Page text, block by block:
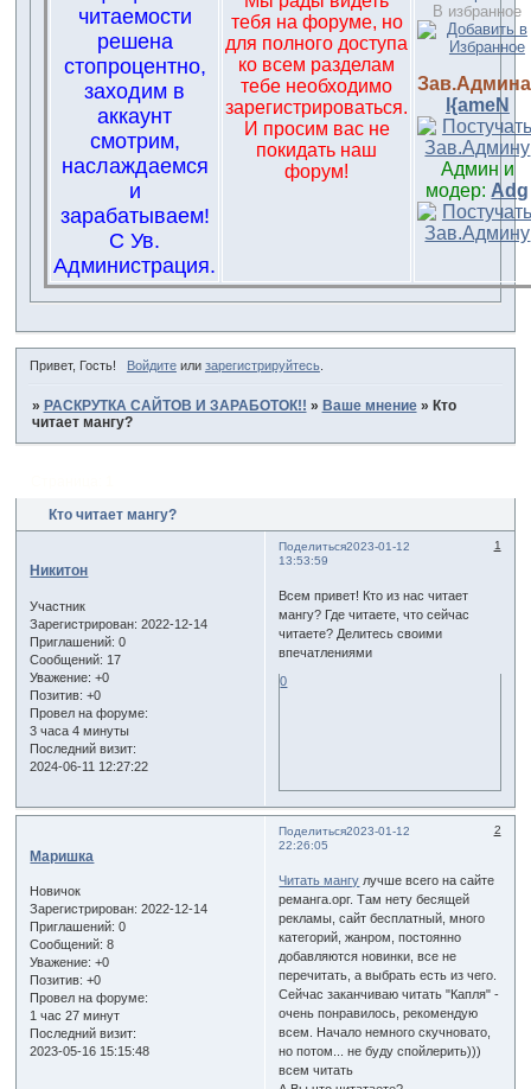
читаемости
решена
стопроцентно,
заходим в
аккаунт
смотрим,
наслаждаемся
и
зарабатываем!
С Ув.
Администрация.
тебя на форуме, но
для полного доступа
ко всем разделам
тебе необходимо
зарегистрироваться.
И просим вас не
покидать наш
форум!
В избранное
l{ameN
Админ и
модер: Adg
Привет, Гость! Войдитеили зарегистрируйтесь.
» РАСКРУТКА САЙТОВ И ЗАРАБОТОК!! » Ваше мнение » Кто
читает мангу?
Кто читает мангу?
Поделиться 1
2023-01-12
13:53:59
Никитон
Участник
Зарегистрирован: 2022-12-14
Приглашений: 0
Сообщений: 17
Уважение: +0
Позитив: +0
Провел на форуме:
3 часа 4 минуты
Последний визит:
2024-06-11 12:27:22
Всем привет! Кто из нас читает
мангу? Где читаете, что сейчас
читаете? Делитесь своими
впечатлениями
0
Поделиться 2
2023-01-12
22:26:05
Маришка
Новичок
Зарегистрирован: 2022-12-14
Приглашений: 0
Сообщений: 8
Уважение: +0
Позитив: +0
Провел на форуме:
1 час 27 минут
Последний визит:
2023-05-16 15:15:48
Читать мангу лучше всего на сайте
реманга.орг. Там нету бесящей
рекламы, сайт бесплатный, много
категорий, жанром, постоянно
добавляются новинки, все не
перечитать, а выбрать есть из чего.
Сейчас заканчиваю читать "Капля" -
очень понравилось, рекомендую
всем. Начало немного скучновато,
но потом... не буду спойлерить)))
всем читать